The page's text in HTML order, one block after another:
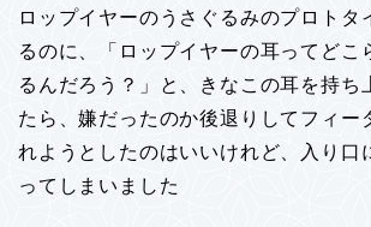
ロップイヤーのうさぐるみのプロトタ
るのに、「ロップイヤーの耳ってどこ
るんだろう？」と、きなこの耳を持ち
たら、嫌だったのか後退りしてフィー
れようとしたのはいいけれど、入り口
ってしまいました